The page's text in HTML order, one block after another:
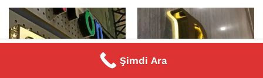
Category Search
Şimdi Ara